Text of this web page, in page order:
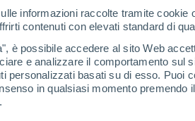
informazioni raccolte tramite cookie
contenuti con elevati standard di
è possibile accedere al sito Web
e analizzare il comportamento sul
personalizzati basati su di esso. Puoi
in qualsiasi momento premendo
Waldenstein